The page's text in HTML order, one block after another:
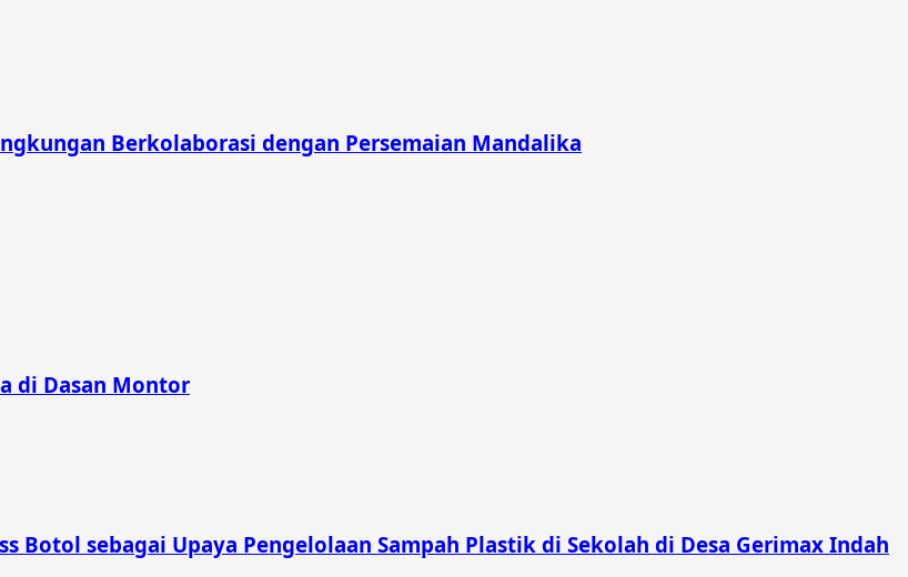
Berkolaborasi dengan Persemaian Mandalika
di Dasan Montor
Botol sebagai Upaya Pengelolaan Sampah Plastik di Sekolah di Desa Gerimax Indah